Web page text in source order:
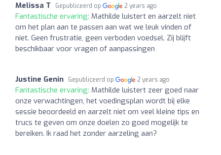
Melissa T Gepubliceerd op 2 years ago
Fantastische ervaring: Mathilde luistert en aarzelt niet
om het plan aan te passen aan wat we leuk vinden of
niet. Geen frustratie, geen verboden voedsel. Zij blijft
beschikbaar voor vragen of aanpassingen
Justine Genin Gepubliceerd op 2 years ago
Fantastische ervaring: Mathilde luistert zeer goed naar
onze verwachtingen, het voedingsplan wordt bij elke
sessie beoordeeld en aarzelt niet om veel kleine tips en
trucs te geven om onze doelen zo goed mogelijk te
bereiken. Ik raad het zonder aarzeling aan?